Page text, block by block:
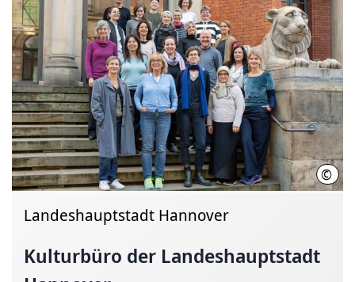
©
Landeshauptstadt Hannover
Kulturbüro der Landeshauptstadt